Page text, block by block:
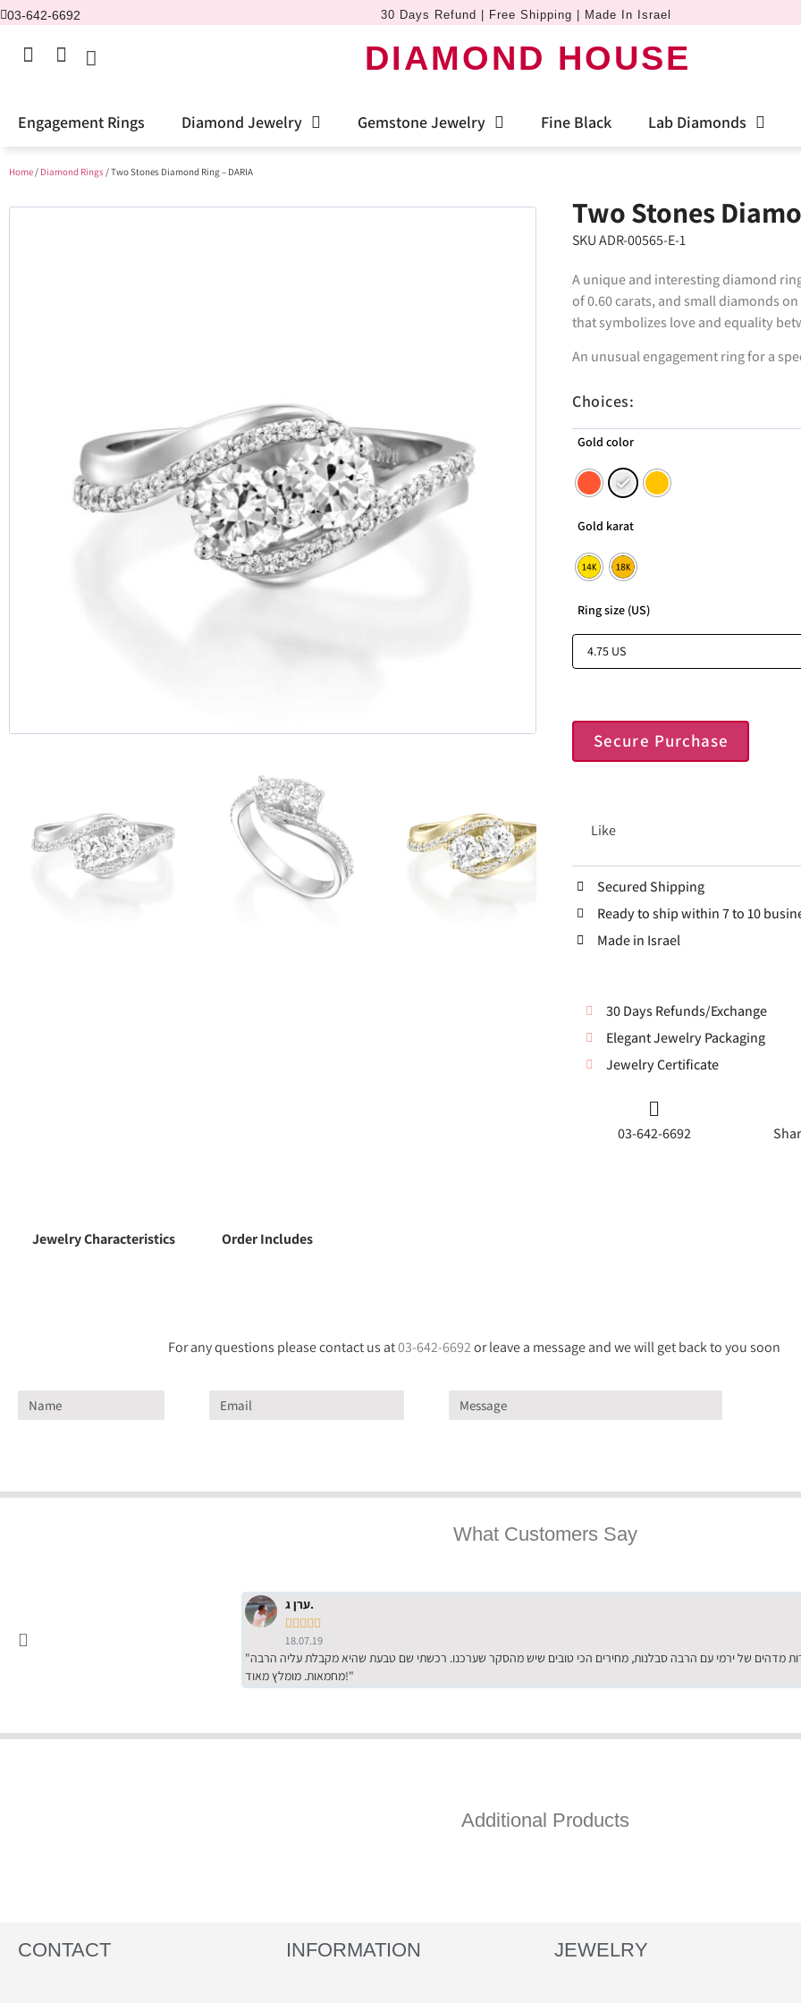
03-642-6692 30 Days Refund | Free Shipping | Made In Israel
DIAMOND HOUSE
Engagement Rings Diamond Jewelry Gemstone Jewelry Fine Black Lab Diamonds
Home/ Diamond Rings/ Two Stones Diamond Ring – DARIA
Two Stones
SKU ADR-00565-E-1
A unique and interesting diamond
of 0.60 carats, and small diamonds
that symbolizes love and equality
An unusual engagement ring for a
Choices:
Gold color
Gold karat
Ring size (US)
Secure Purchase
Like
Secured Shipping
Ready to ship within 7 to 10
Made in Israel
30 Days Refunds/Exchange
Elegant Jewelry Packaging
Jewelry Certificate
03-642-6692
Jewelry Characteristics Order Includes
For any questions please contact us at03-642-6692or leave a message and we will get back to you soon
What Customers Say
ערן ג.
    
18.07.19
"שירות מדהים של ירמי עם הרבה סבלנות, מחירים הכי טובים שיש מהסקר שערכנו. רכשתי שם טבעת שהיא מקבלת עליה הרבה
מחמאות. מומלץ מאוד!"
Additional Products
CONTACT INFORMATION JEWELRY